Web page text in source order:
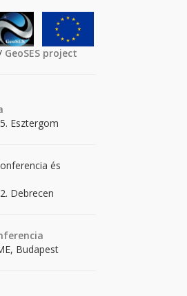
GeoSES project
Esztergom
és
Debrecen
Budapest